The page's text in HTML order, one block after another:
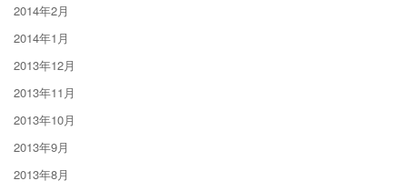
2014年2月
2014年1月
2013年12月
2013年11月
2013年10月
2013年9月
2013年8月